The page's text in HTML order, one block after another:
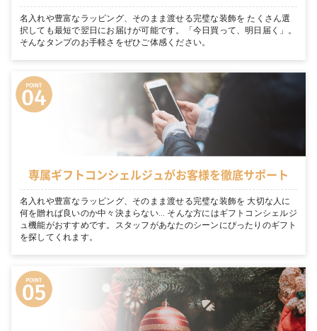
名入れや豊富なラッピング、そのまま渡せる完璧な装飾を たくさん選
択しても最短で翌日にお届けが可能です。「今日買って、明日届く」。
そんなタンプのお手軽さをぜひご体感ください。
専属ギフトコンシェルジュがお客様を徹底サポート
名入れや豊富なラッピング、そのまま渡せる完璧な装飾を 大切な人に
何を贈れば良いのか中々決まらない… そんな方にはギフトコンシェルジ
ュ機能がおすすめです。スタッフがあなたのシーンにぴったりのギフト
を探してくれます。